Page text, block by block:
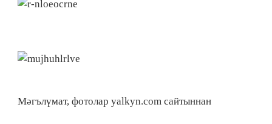
Мәгълүмат, фотолар yalkyn.com сайтыннан